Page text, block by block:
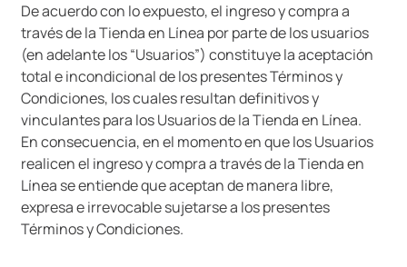
De acuerdo con lo expuesto, el ingreso y compra a
través de la Tienda en Línea por parte de los usuarios
(en adelante los “Usuarios”) constituye la aceptación
total e incondicional de los presentes Términos y
Condiciones, los cuales resultan definitivos y
vinculantes para los Usuarios de la Tienda en Línea.
En consecuencia, en el momento en que los Usuarios
realicen el ingreso y compra a través de la Tienda en
Línea se entiende que aceptan de manera libre,
expresa e irrevocable sujetarse a los presentes
Términos y Condiciones.